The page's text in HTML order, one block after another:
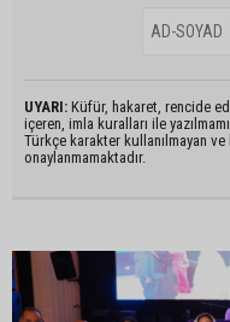
UYARI: Küfür, hakaret, rencide
içeren, imla kuralları ile
Türkçe karakter kullanılmayan
onaylanmamaktadır.